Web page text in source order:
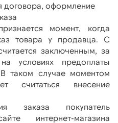
договора, оформление
момент, когда
товара у продавца. С
заключенным, за
условиях предоплаты
таком случае моментом
считаться внесение
заказа покупатель
интернет-магазина